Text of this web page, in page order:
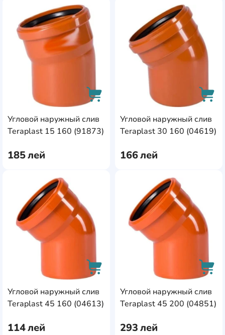
Угловой наружный слив
Teraplast 15 160 (91873)
185лей
AddCardToFavourite
AddCardToCart
Угловой наружный слив
Teraplast 30 160 (04619)
166лей
Угловой наружный слив
Teraplast 45 160 (04613)
114лей
AddCardToFavourite
AddCardToCart
Угловой наружный слив
Teraplast 45 200 (04851)
293лей